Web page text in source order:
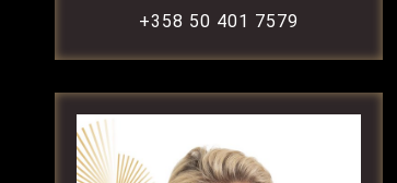
+358 50 401 7579